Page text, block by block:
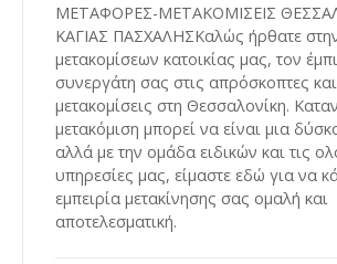
ΜΕΤΑΦΟΡΕΣ-ΜΕΤΑΚΟΜΙΣΕΙΣ
ΚΑΓΙΑΣ ΠΑΣΧΑΛΗΣΚαλώς ήρθατε στην
μετακομίσεων κατοικίας μας, τον
συνεργάτη σας στις απρόσκοπτες
μετακομίσεις στη Θεσσαλονίκη.
μετακόμιση μπορεί να είναι μια
αλλά με την ομάδα ειδικών και τις
υπηρεσίες μας, είμαστε εδώ για να
εμπειρία μετακίνησης σας ομαλή και
αποτελεσματική.